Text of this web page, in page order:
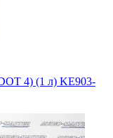
4) (1 л) KE903-